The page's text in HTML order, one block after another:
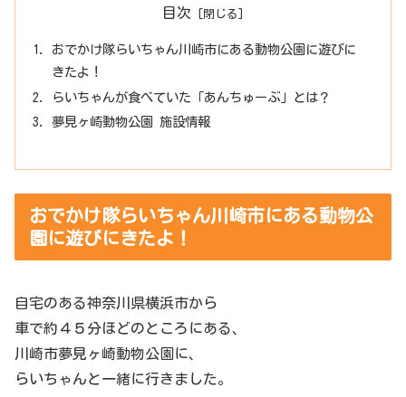
目次
おでかけ隊らいちゃん川崎市にある動物公園に遊びに
きたよ！
らいちゃんが食べていた「あんちゅーぶ」とは？
夢見ヶ崎動物公園 施設情報
おでかけ隊らいちゃん川崎市にある動物公
園に遊びにきたよ！
自宅のある神奈川県横浜市から
車で約４５分ほどのところにある、
川崎市夢見ヶ崎動物公園に、
らいちゃんと一緒に行きました。